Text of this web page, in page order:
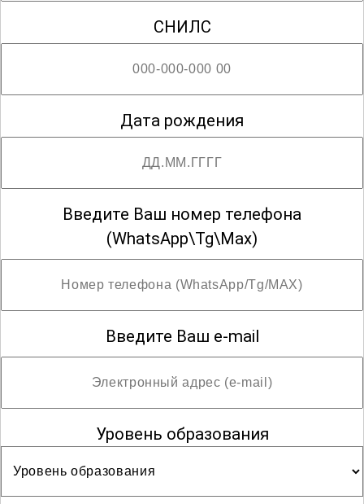
; Возможны разряды со второго по шестой
СНИЛС
Дата рождения
Введите Ваш номер телефона
(WhatsApp\Tg\Max)
Введите Ваш e-mail
Уровень образования